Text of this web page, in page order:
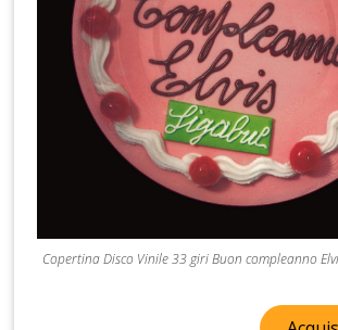
Copertina Disco Vinile 33 giri Buon compleanno